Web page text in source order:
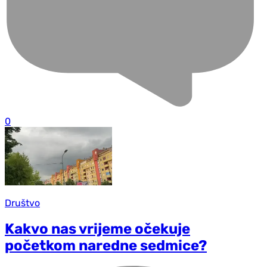
0
Društvo
Kakvo nas vrijeme očekuje
početkom naredne sedmice?